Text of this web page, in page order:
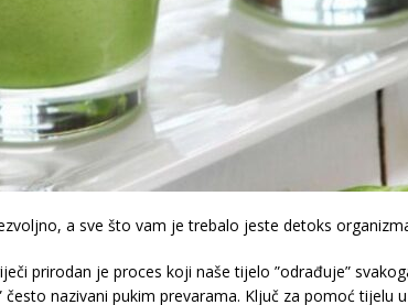
a sve što vam je trebalo jeste detoks
prirodan je proces koji naše tijelo ”odrađuje”
često nazivani pukim prevarama. Ključ za pomoć tijelu u